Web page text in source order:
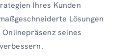
Ihres Kunden
Lösungen
seines